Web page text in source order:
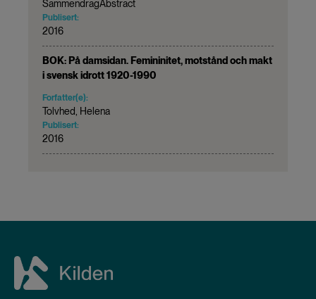
SammendragAbstract
Publisert:
2016
BOK: På damsidan. Femininitet, motstånd och makt
i svensk idrott 1920-1990
Forfatter(e):
Tolvhed, Helena
Publisert:
2016